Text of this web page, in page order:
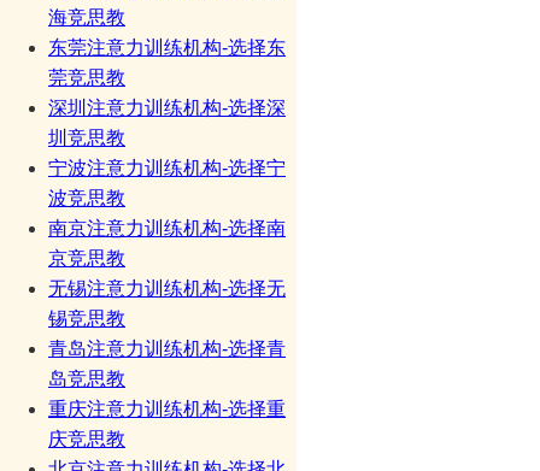
海竞思教
东莞注意力训练机构-选择东
莞竞思教
深圳注意力训练机构-选择深
圳竞思教
宁波注意力训练机构-选择宁
波竞思教
南京注意力训练机构-选择南
京竞思教
无锡注意力训练机构-选择无
锡竞思教
青岛注意力训练机构-选择青
岛竞思教
重庆注意力训练机构-选择重
庆竞思教